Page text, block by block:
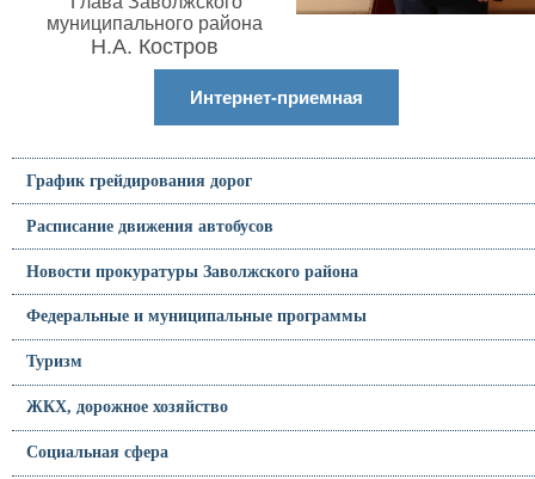
муниципального района
Н.А. Костров
Интернет-приемная
График грейдирования дорог
Расписание движения автобусов
Новости прокуратуры Заволжского района
Федеральные и муниципальные программы
Туризм
ЖКХ, дорожное хозяйство
Социальная сфера